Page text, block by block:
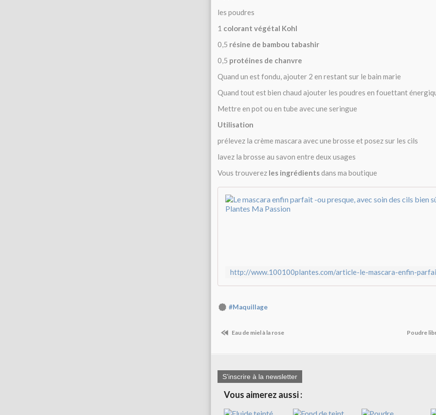
les poudres
1 colorant végétal Kohl
0,5 résine de bambou tabashir
0,5 protéines de chanvre
Quand un est fondu, ajouter 2 en restant sur le bain marie
Quand tout est bien chaud ajouter les poudres en fouettant
Mettre en pot ou en tube avec une seringue
Utilisation
prélevez la crème mascara avec une brosse et posez sur les cils
lavez la brosse au savon entre deux usages
Vous trouverez les ingrédientsdans ma boutique
#Maquillage
Eau de miel à la rose Poudre
S'inscrire à la newsletter
Vous aimerez aussi :